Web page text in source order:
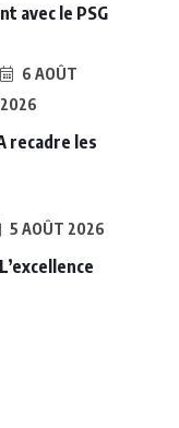
avec le PSG
6 AOÛT
2026
recadre les
5 AOÛT 2026